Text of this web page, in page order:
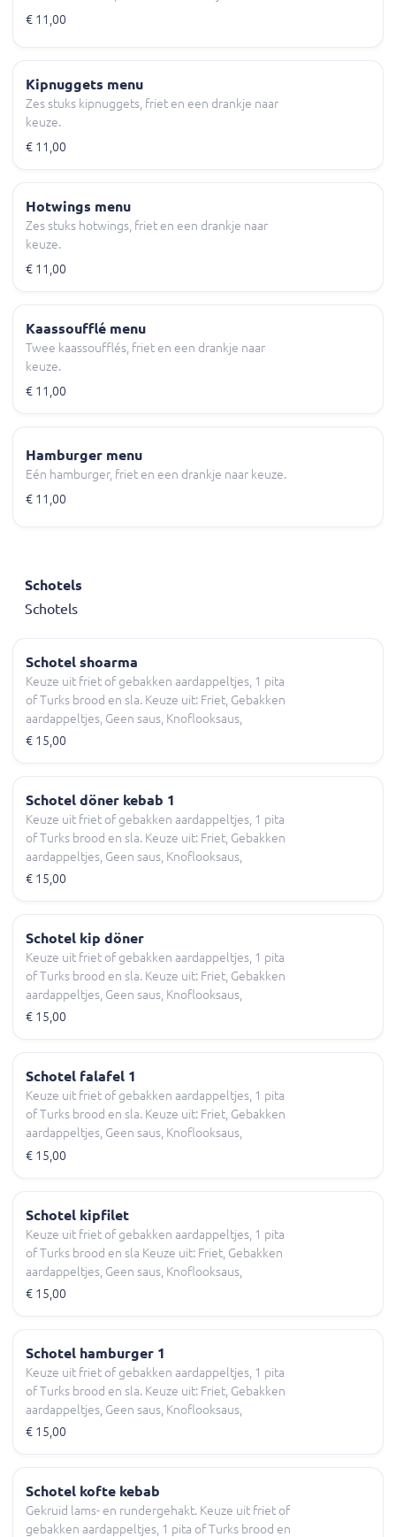
€ 11,00
Kipnuggets menu
Zes stuks kipnuggets, friet en een drankje naar
keuze.
€ 11,00
Hotwings menu
Zes stuks hotwings, friet en een drankje naar
keuze.
€ 11,00
Kaassoufflé menu
Twee kaassoufflés, friet en een drankje naar
keuze.
€ 11,00
Hamburger menu
Eén hamburger, friet en een drankje naar keuze.
€ 11,00
Schotels
Schotels
Schotel shoarma
Keuze uit friet of gebakken aardappeltjes, 1 pita
of Turks brood en sla. Keuze uit: Friet, Gebakken
aardappeltjes, Geen saus, Knoflooksaus,
Sambalsaus en meer.
€ 15,00
Schotel döner kebab 1
Keuze uit friet of gebakken aardappeltjes, 1 pita
of Turks brood en sla. Keuze uit: Friet, Gebakken
aardappeltjes, Geen saus, Knoflooksaus,
Sambalsaus en meer.
€ 15,00
Schotel kip döner
Keuze uit friet of gebakken aardappeltjes, 1 pita
of Turks brood en sla. Keuze uit: Friet, Gebakken
aardappeltjes, Geen saus, Knoflooksaus,
Sambalsaus en meer.
€ 15,00
Schotel falafel 1
Keuze uit friet of gebakken aardappeltjes, 1 pita
of Turks brood en sla. Keuze uit: Friet, Gebakken
aardappeltjes, Geen saus, Knoflooksaus,
Sambalsaus en meer.
€ 15,00
Schotel kipfilet
Keuze uit friet of gebakken aardappeltjes, 1 pita
of Turks brood en sla Keuze uit: Friet, Gebakken
aardappeltjes, Geen saus, Knoflooksaus,
Sambalsaus en meer.
€ 15,00
Schotel hamburger 1
Keuze uit friet of gebakken aardappeltjes, 1 pita
of Turks brood en sla. Keuze uit: Friet, Gebakken
aardappeltjes, Geen saus, Knoflooksaus,
Sambalsaus en meer.
€ 15,00
Schotel kofte kebab
Gekruid lams- en rundergehakt. Keuze uit friet of
gebakken aardappeltjes, 1 pita of Turks brood en